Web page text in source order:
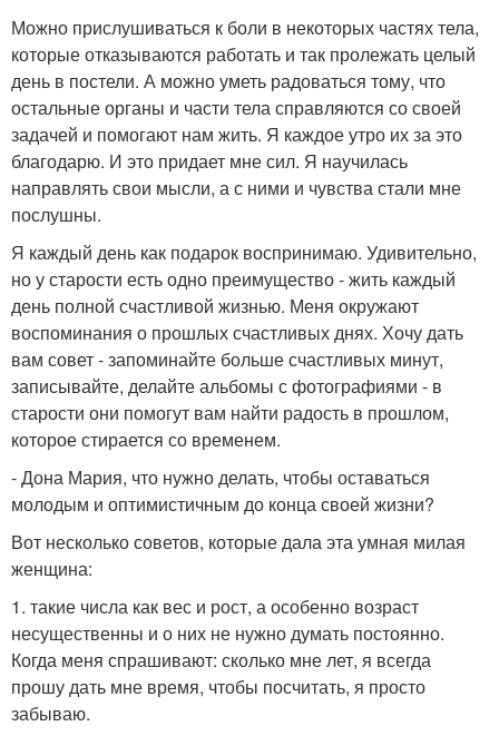
Можно прислушиваться к боли в некоторых частях тела,
которые отказываются работать и так пролежать целый
день в постели. А можно уметь радоваться тому, что
остальные органы и части тела справляются со своей
задачей и помогают нам жить. Я каждое утро их за это
благодарю. И это придает мне сил. Я научилась
направлять свои мысли, а с ними и чувства стали мне
послушны.
Я каждый день как подарок воспринимаю. Удивительно,
но у старости есть одно преимущество - жить каждый
день полной счастливой жизнью. Меня окружают
воспоминания о прошлых счастливых днях. Хочу дать
вам совет - запоминайте больше счастливых минут,
записывайте, делайте альбомы с фотографиями - в
старости они помогут вам найти радость в прошлом,
которое стирается со временем.
- Дона Мария, что нужно делать, чтобы оставаться
молодым и оптимистичным до конца своей жизни?
Вот несколько советов, которые дала эта умная милая
женщина:
1. такие числа как вес и рост, а особенно возраст
несущественны и о них не нужно думать постоянно.
Когда меня спрашивают: сколько мне лет, я всегда
прошу дать мне время, чтобы посчитать, я просто
забываю.